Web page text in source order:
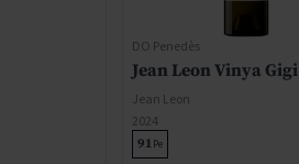
DO Penedès
Jean Leon Vinya Gigi
Jean Leon
2024
91 Pe